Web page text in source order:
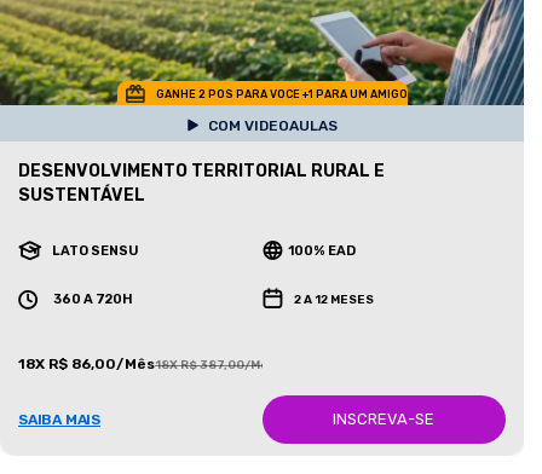
GANHE 2 POS PARA VOCE +1 PARA UM AMIGO
COM VIDEOAULAS
DESENVOLVIMENTO TERRITORIAL RURAL E
SUSTENTÁVEL
LATO SENSU 100% EAD
360 A 720H 2 A 12 MESES
18X R$ 86,00/Mês18X R$ 387,00/Mês
SAIBA MAIS INSCREVA-SE